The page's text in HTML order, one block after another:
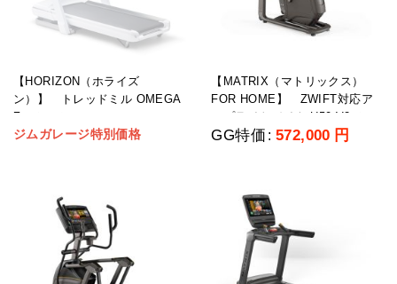
【HORIZON（ホライズ
ン）】 トレッドミル OMEGA
Z ホームユース
ジムガレージ特別価格
【MATRIX（マトリックス）
FOR HOME】 ZWIFT対応ア
ップライトバイク U50-V2 ホー
ムユース
GG特価 : 572,000 円